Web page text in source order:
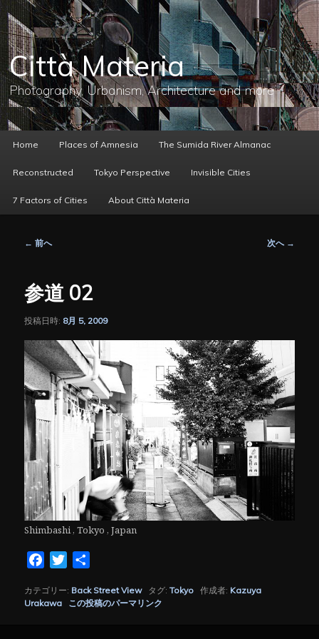
メ
イ
ン
コ
ン
テ
ン
へ
移
動
Città Materia
Photography, Urbanism, Architecture and more
ー
Home Places of Amnesia The Sumida River Almanac
Reconstructed Tokyo Perspective Invisible Cities
7 Factors of Cities About Città Materia
ビ
ゲ
ー
シ
ン
← 前へ 次へ →
参道 02
投稿日時: 8月 5, 2009
Shimbashi , Tokyo , Japan
FacebookTwitter
カテゴリー: Back Street Viewタグ:Tokyo 作成者: Kazuya
Urakawa
この投稿のパーマリンク